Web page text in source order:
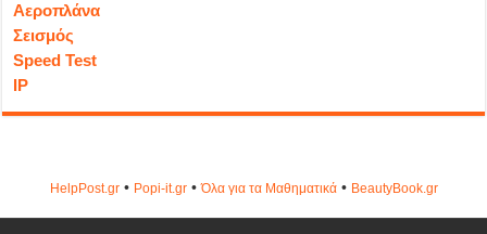
Αεροπλάνα
Σεισμός
Speed Test
IP
HelpPost.gr• Popi-it.gr•Όλα για τα Μαθηματικά• ΒeautyΒook.gr